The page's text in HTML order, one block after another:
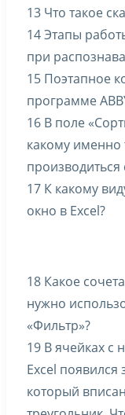
13 Что такое
14 Этапы
при
15 Поэтапное
программе
16 В поле
какому именно
производиться
17 К какому
окно в Excel?
18 Какое
нужно
«Фильтр»?
19 В ячейках с
Excel появился
который